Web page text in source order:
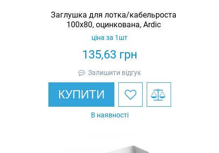
Заглушка для лотка/кабельроста
100х80, оцинкована, Ardic
135,63 грн
ціна за 1шт
Залишити відгук
КУПИТИ
В наявності